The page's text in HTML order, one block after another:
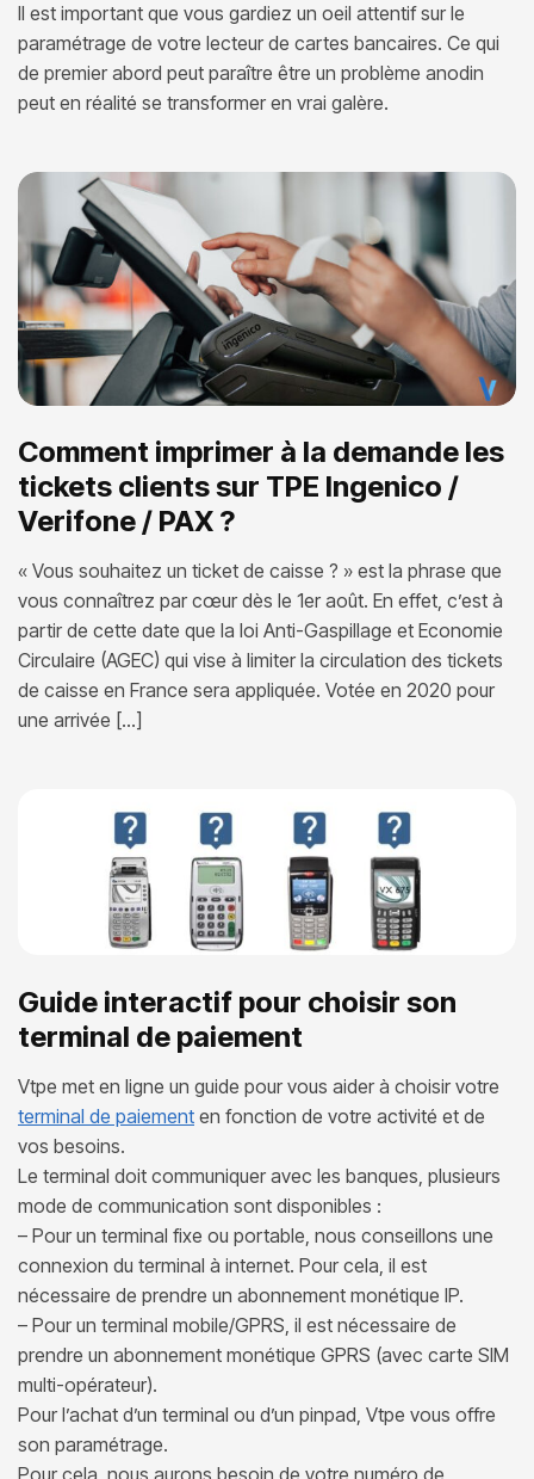
Il est important que vous gardiez un oeil attentif sur le
paramétrage de votre lecteur de cartes bancaires. Ce qui
de premier abord peut paraître être un problème anodin
peut en réalité se transformer en vrai galère.
Comment imprimer à la demande les
tickets clients sur TPE Ingenico /
Verifone / PAX ?
« Vous souhaitez un ticket de caisse ? » est la phrase que
vous connaîtrez par cœur dès le 1er août. En effet, c’est à
partir de cette date que la loi Anti-Gaspillage et Economie
Circulaire (AGEC) qui vise à limiter la circulation des tickets
de caisse en France sera appliquée. Votée en 2020 pour
une arrivée […]
Guide interactif pour choisir son
terminal de paiement
Vtpe met en ligne un guide pour vous aider à choisir votre
terminal de paiement en fonction de votre activité et de
vos besoins.
Le terminal doit communiquer avec les banques, plusieurs
mode de communication sont disponibles :
– Pour un terminal fixe ou portable, nous conseillons une
connexion du terminal à internet. Pour cela, il est
nécessaire de prendre un abonnement monétique IP.
– Pour un terminal mobile/GPRS, il est nécessaire de
prendre un abonnement monétique GPRS (avec carte SIM
multi-opérateur).
Pour l’achat d’un terminal ou d’un pinpad, Vtpe vous offre
son paramétrage.
Pour cela, nous aurons besoin de votre numéro de